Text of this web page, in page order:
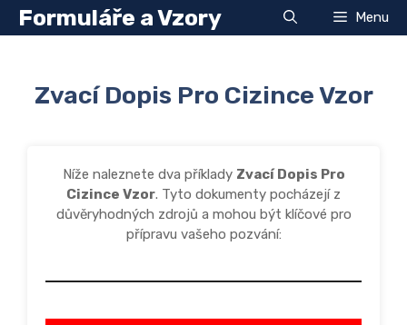
Přeskočit
Formuláře a Vzory Menu
Zvací Dopis Pro Cizince Vzor
Níže naleznete dva příklady Zvací Dopis Pro
Cizince Vzor. Tyto dokumenty pocházejí z
důvěryhodných zdrojů a mohou být klíčové pro
přípravu vašeho pozvání: